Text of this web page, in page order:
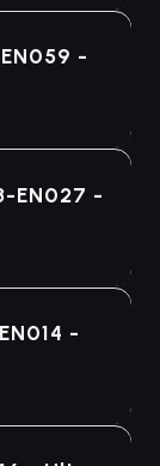
-
EN027 -
-